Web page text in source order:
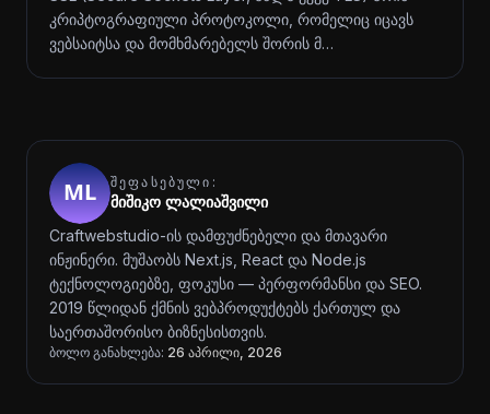
კრიპტოგრაფიული პროტოკოლი, რომელიც იცავს
ვებსაიტსა და მომხმარებელს შორის მ…
ᲨᲔᲤᲐᲡᲔᲑᲣᲚᲘ:
მიშიკო ლალიაშვილი
Craftwebstudio-ის დამფუძნებელი და მთავარი
ინჟინერი. მუშაობს Next.js, React და Node.js
ტექნოლოგიებზე, ფოკუსი — პერფორმანსი და SEO.
2019 წლიდან ქმნის ვებპროდუქტებს ქართულ და
საერთაშორისო ბიზნესისთვის.
ბოლო განახლება: 26 აპრილი, 2026